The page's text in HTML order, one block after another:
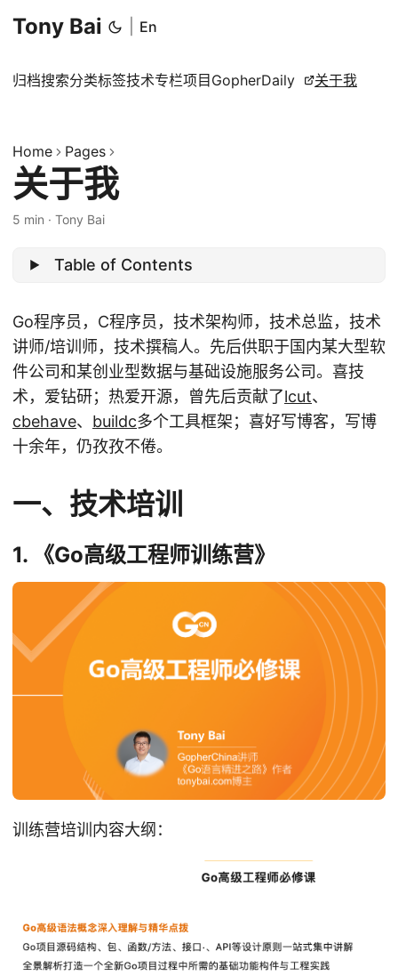
Tony Bai En
归档搜索分类标签技术专栏项目 GopherDaily 关于我
Home Pages
关于我
5 min · Tony Bai
Table of Contents
Go程序员，C程序员，技术架构师，技术总监，技术
讲师/培训师，技术撰稿人。先后供职于国内某大型软
件公司和某创业型数据与基础设施服务公司。喜技
术，爱钻研；热爱开源，曾先后贡献了lcut、
cbehave、 buildc多个工具框架；喜好写博客，写博
十余年，仍孜孜不倦。
一、技术培训
1. 《Go高级工程师训练营》
训练营培训内容大纲：